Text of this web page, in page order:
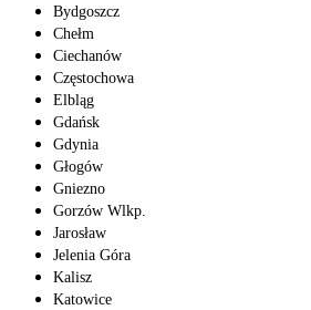
Bydgoszcz
Chełm
Ciechanów
Częstochowa
Elbląg
Gdańsk
Gdynia
Głogów
Gniezno
Gorzów Wlkp.
Jarosław
Jelenia Góra
Kalisz
Katowice